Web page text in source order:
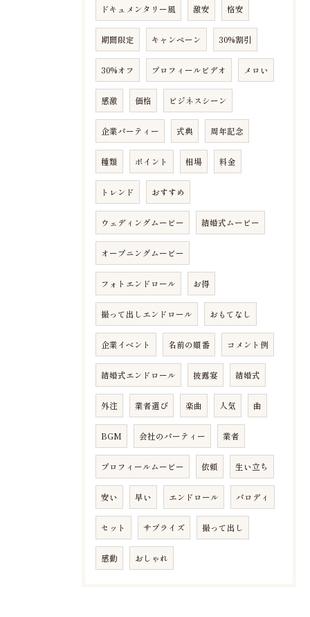
ドキュメンタリー風 激安 格安
期間限定 キャンペーン 30%割引
30%オフ プロフィールビデオ メロい
感激 価格 ビジネスシーン
企業パーティー 式典 周年記念
種類 ポイント 相場 料金
トレンド おすすめ
ウェディングムービー 結婚式ムービー
オープニングムービー
フォトエンドロール お得
撮って出しエンドロール おもてなし
企業イベント 名前の順番 コメント例
結婚式エンドロール 披露宴 結婚式
外注 業者選び 楽曲 人気 曲
BGM 会社のパーティー 業者
プロフィールムービー 依頼 生い立ち
安い 早い エンドロール パロディ
セット サプライズ 撮って出し
感動 おしゃれ